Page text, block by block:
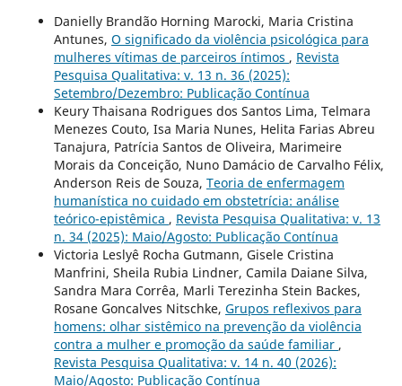
Danielly Brandão Horning Marocki, Maria Cristina
Antunes, O significado da violência psicológica para
mulheres vítimas de parceiros íntimos , Revista
Pesquisa Qualitativa: v. 13 n. 36 (2025):
Setembro/Dezembro: Publicação Contínua
Keury Thaisana Rodrigues dos Santos Lima, Telmara
Menezes Couto, Isa Maria Nunes, Helita Farias Abreu
Tanajura, Patrícia Santos de Oliveira, Marimeire
Morais da Conceição, Nuno Damácio de Carvalho Félix,
Anderson Reis de Souza, Teoria de enfermagem
humanística no cuidado em obstetrícia: análise
teórico-epistêmica , Revista Pesquisa Qualitativa: v. 13
n. 34 (2025): Maio/Agosto: Publicação Contínua
Victoria Leslyê Rocha Gutmann, Gisele Cristina
Manfrini, Sheila Rubia Lindner, Camila Daiane Silva,
Sandra Mara Corrêa, Marli Terezinha Stein Backes,
Rosane Goncalves Nitschke, Grupos reflexivos para
homens: olhar sistêmico na prevenção da violência
contra a mulher e promoção da saúde familiar ,
Revista Pesquisa Qualitativa: v. 14 n. 40 (2026):
Maio/Agosto: Publicação Contínua